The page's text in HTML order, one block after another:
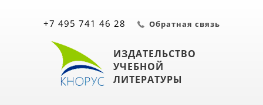
ИЗДАТЕЛЬСТВО
УЧЕБНОЙ
ЛИТЕРАТУРЫ
+7 495 741 46 28 Обратная связь